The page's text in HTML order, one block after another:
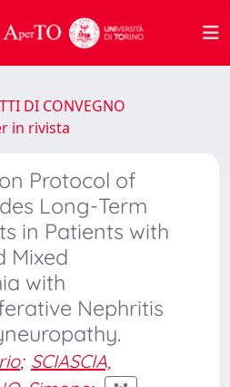
DI CONVEGNO
in rivista
Protocol of
Long-Term
in Patients with
Mixed
with
Nephritis
; SCIASCIA,